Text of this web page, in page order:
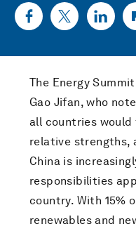
The Energy
Gao Jifan, who
all countries would
relative strengths,
China is
responsibilities
country. With 15%
renewables and